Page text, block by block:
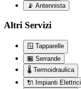
📡 Antennista
Altri Servizi
🪟 Tapparelle
🏪 Serrande
🌡️ Termoidraulica
🔌 Impianti Elettrici